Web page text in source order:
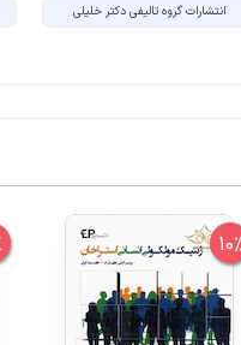
انتشارات گروه تالیفی دکتر خلیلی
10%